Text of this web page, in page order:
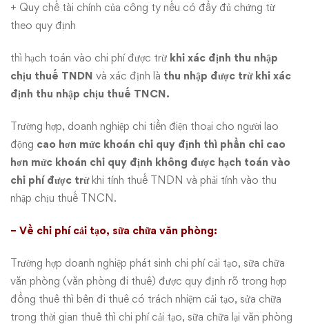
+ Quy chế tài chính của công ty nếu có đầy đủ chứng từ
theo quy định
thì hạch toán vào chi phí được trừ khi xác định thu nhập
chịu thuế TNDN và xác định là thu nhập được trừ khi xác
định thu nhập chịu thuế TNCN.
Trường hợp, doanh nghiệp chi tiền điện thoại cho người lao
động cao hơn mức khoán chi quy định thì phần chi cao
hơn mức khoán chi quy định không được hạch toán vào
chi phí được trừkhi tính thuế TNDN và phải tính vào thu
nhập chịu thuế TNCN.
– Về chi phí cải tạo, sữa chữa văn phòng:
Trường hợp doanh nghiệp phát sinh chi phí cải tạo, sữa chữa
văn phòng (văn phòng đi thuê) được quy định rõ trong hợp
đồng thuê thì bên đi thuê có trách nhiệm cải tạo, sửa chữa
trong thời gian thuê thì chi phí cải tạo, sữa chữa lại văn phòng